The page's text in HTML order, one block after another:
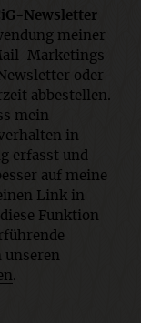
Newsletter
meiner
Marketings
oder
abbestellen.
mein
in
erfasst und
auf meine
Link in
Funktion
unseren
.